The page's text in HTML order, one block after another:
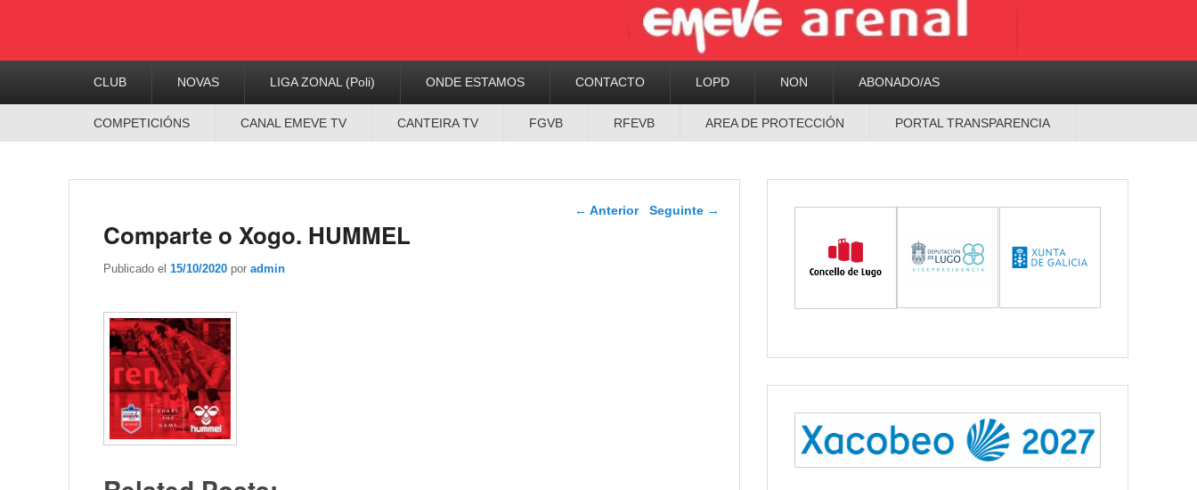
CLUB NOVAS LIGA ZONAL (Poli) ONDE ESTAMOS CONTACTO LOPD NON ABONADO/AS
COMPETICIÓNS CANAL EMEVE TV CANTEIRA TV FGVB RFEVB AREA DE PROTECCIÓN PORTAL TRANSPARENCIA
Navegador de artigos
← Anterior Seguinte →
Comparte o Xogo. HUMMEL
Publicado el 15/10/2020 por admin